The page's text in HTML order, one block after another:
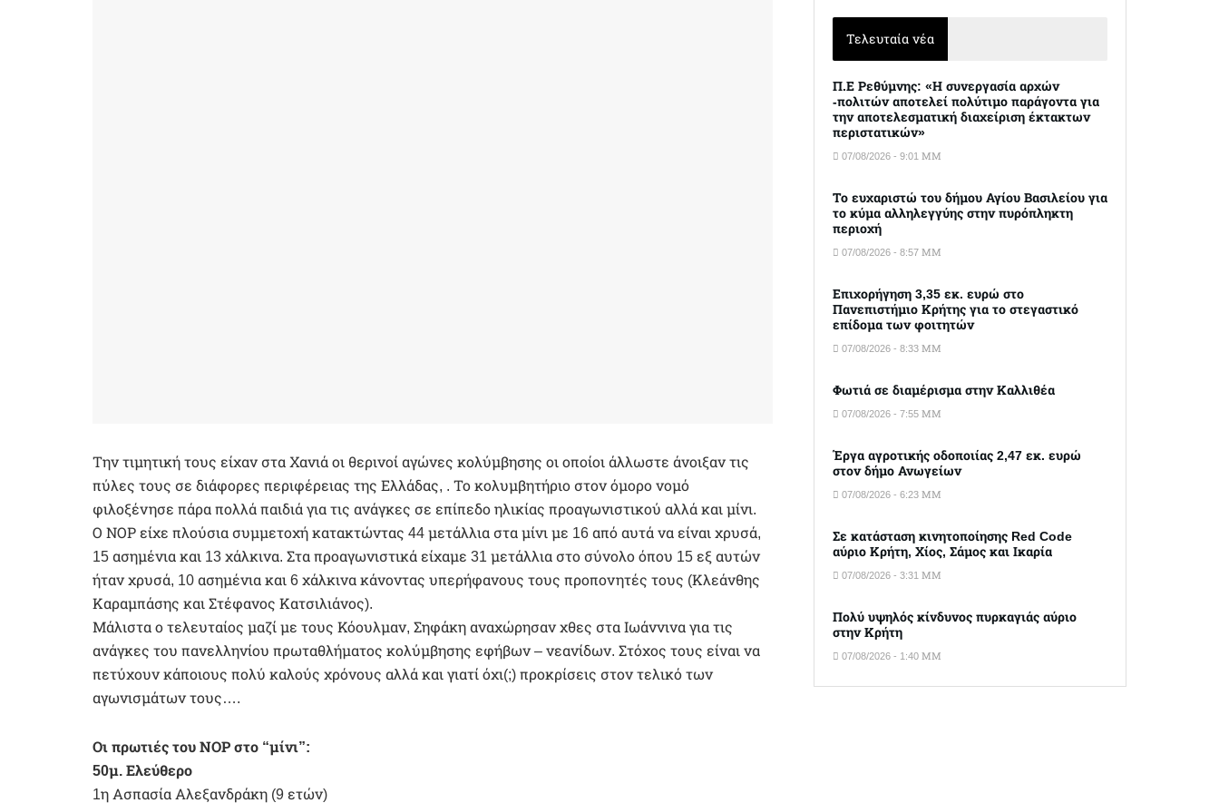
Την τιμητική τους είχαν στα Χανιά οι θερινοί αγώνες κολύμβησης οι οποίοι άλλωστε άνοιξαν τις
πύλες τους σε διάφορες περιφέρειας της Ελλάδας, . Το κολυμβητήριο στον όμορο νομό
φιλοξένησε πάρα πολλά παιδιά για τις ανάγκες σε επίπεδο ηλικίας προαγωνιστικού αλλά και μίνι.
Ο ΝΟΡ είχε πλούσια συμμετοχή κατακτώντας 44 μετάλλια στα μίνι με 16 από αυτά να είναι χρυσά,
15 ασημένια και 13 χάλκινα. Στα προαγωνιστικά είχαμε 31 μετάλλια στο σύνολο όπου 15 εξ αυτών
ήταν χρυσά, 10 ασημένια και 6 χάλκινα κάνοντας υπερήφανους τους προπονητές τους (Κλεάνθης
Καραμπάσης και Στέφανος Κατσιλιάνος).
Μάλιστα ο τελευταίος μαζί με τους Κόουλμαν, Σηφάκη αναχώρησαν χθες στα Ιωάννινα για τις
ανάγκες του πανελληνίου πρωταθλήματος κολύμβησης εφήβων – νεανίδων. Στόχος τους είναι να
πετύχουν κάποιους πολύ καλούς χρόνους αλλά και γιατί όχι(;) προκρίσεις στον τελικό των
αγωνισμάτων τους….
Οι πρωτιές του ΝΟΡ στο “μίνι”:
50μ. Ελεύθερο
1η Ασπασία Αλεξανδράκη (9 ετών)
Τελευταία νέα
Π.Ε Ρεθύμνης: «Η συνεργασία αρχών
-πολιτών αποτελεί πολύτιμο παράγοντα για
την αποτελεσματική διαχείριση έκτακτων
περιστατικών»
07/08/2026 - 9:01 ΜΜ
Το ευχαριστώ του δήμου Αγίου Βασιλείου για
το κύμα αλληλεγγύης στην πυρόπληκτη
περιοχή
07/08/2026 - 8:57 ΜΜ
Επιχορήγηση 3,35 εκ. ευρώ στο
Πανεπιστήμιο Κρήτης για το στεγαστικό
επίδομα των φοιτητών
07/08/2026 - 8:33 ΜΜ
Φωτιά σε διαμέρισμα στην Καλλιθέα
07/08/2026 - 7:55 ΜΜ
Έργα αγροτικής οδοποιίας 2,47 εκ. ευρώ
στον δήμο Ανωγείων
07/08/2026 - 6:23 ΜΜ
Σε κατάσταση κινητοποίησης Red Code
αύριο Κρήτη, Χίος, Σάμος και Ικαρία
07/08/2026 - 3:31 ΜΜ
Πολύ υψηλός κίνδυνος πυρκαγιάς αύριο
στην Κρήτη
07/08/2026 - 1:40 ΜΜ